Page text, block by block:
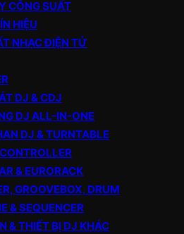
CÔNG SUẤT
HIỆU
NHẠC ĐIỆN TỬ
DJ & CDJ
DJ ALL-IN-ONE
DJ & TURNTABLE
& EURORACK
GROOVEBOX, DRUM
& SEQUENCER
& THIẾT BỊ DJ KHÁC